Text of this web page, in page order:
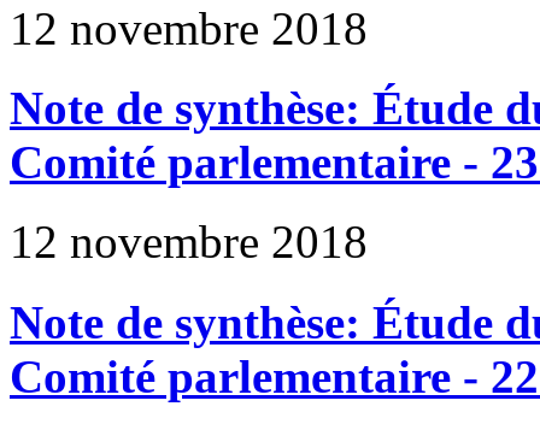
12 novembre 2018
Note de synthèse: Étude
Comité parlementaire -
12 novembre 2018
Note de synthèse: Étude
Comité parlementaire -